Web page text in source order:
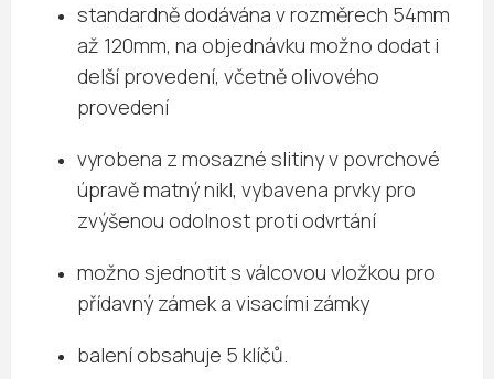
standardně dodávána v rozměrech 54mm
až 120mm, na objednávku možno dodat i
delší provedení, včetně olivového
provedení
vyrobena z mosazné slitiny v povrchové
úpravě matný nikl, vybavena prvky pro
zvýšenou odolnost proti odvrtání
možno sjednotit s válcovou vložkou pro
přídavný zámek a visacími zámky
balení obsahuje 5 klíčů.